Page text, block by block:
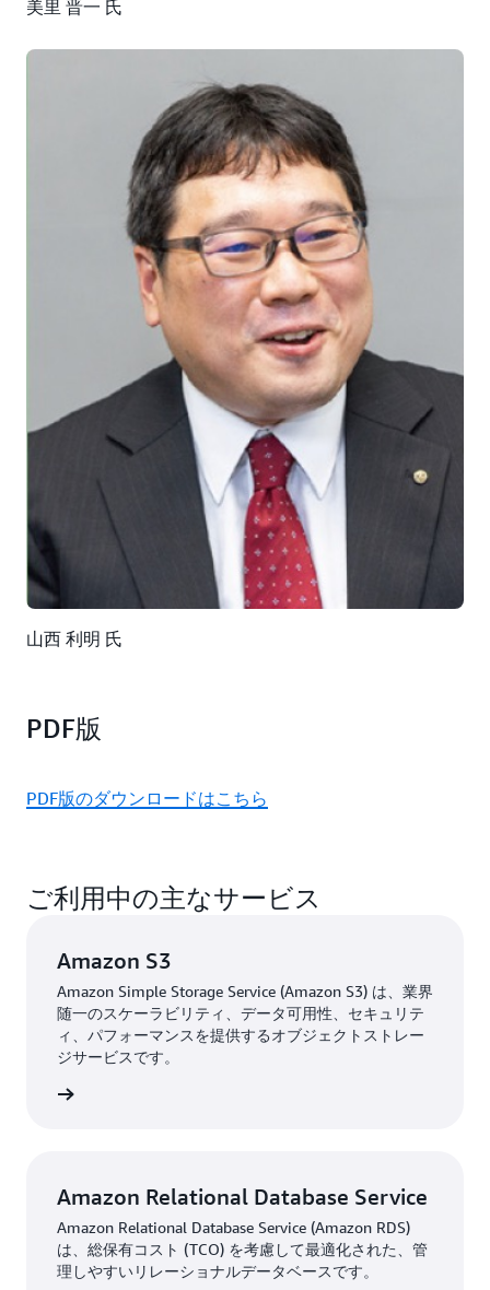
美里 晋一 氏
山西 利明 氏
PDF版
PDF版のダウンロードはこちら
ご利用中の主なサービス
Amazon S3
Amazon Simple Storage Service (Amazon S3) は、業界
随一のスケーラビリティ、データ可用性、セキュリテ
ィ、パフォーマンスを提供するオブジェクトストレー
ジサービスです。
Amazon Relational Database Service
Amazon Relational Database Service (Amazon RDS)
は、総保有コスト (TCO) を考慮して最適化された、管
理しやすいリレーショナルデータベースです。